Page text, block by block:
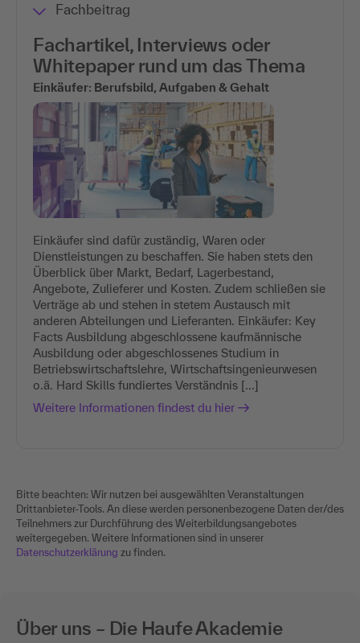
Fachbeitrag
Fachartikel, Interviews oder
Whitepaper rund um das Thema
Einkäufer: Berufsbild, Aufgaben & Gehalt
Einkäufer sind dafür zuständig, Waren oder
Dienstleistungen zu beschaffen. Sie haben stets den
Überblick über Markt, Bedarf, Lagerbestand,
Angebote, Zulieferer und Kosten. Zudem schließen sie
Verträge ab und stehen in stetem Austausch mit
anderen Abteilungen und Lieferanten. Einkäufer: Key
Facts Ausbildung abgeschlossene kaufmännische
Ausbildung oder abgeschlossenes Studium in
Betriebswirtschaftslehre, Wirtschaftsingenieurwesen
o.ä. Hard Skills fundiertes Verständnis [...]
Weitere Informationen findest du hier
Bitte beachten: Wir nutzen bei ausgewählten Veranstaltungen
Drittanbieter-Tools. An diese werden personenbezogene Daten der/des
Teilnehmers zur Durchführung des Weiterbildungsangebotes
weitergegeben. Weitere Informationen sind in unserer
Datenschutzerklärung zu finden.
Über uns – Die Haufe Akademie